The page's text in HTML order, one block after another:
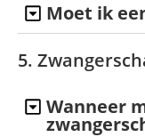
Moet ik
5.
Wanneer